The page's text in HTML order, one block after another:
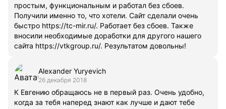
простым, функциональным и работал без сбоев.
Получили именно то, что хотели. Сайт сделали очень
быстро https://tc-mir.ru/. Работает без сбоев. Также
вносили необходимые доработки для другого нашего
сайта https://vtkgroup.ru/. Результатом довольны!
Alexander Yuryevich
26 декабря 2018
К Евгению обращаюсь не в первый раз. Очень удобно,
когда за тебя наперед знают как лучше и дают тебе